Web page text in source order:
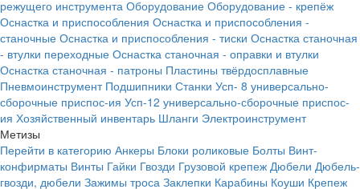
режущего инструмента Оборудование Оборудование - крепёж
Оснастка и приспособления Оснастка и приспособления -
станочные Оснастка и приспособления - тиски Оснастка станочная
- втулки переходные Оснастка станочная - оправки и втулки
Оснастка станочная - патроны Пластины твёрдосплавные
Пневмоинструмент Подшипники Станки Усп- 8 универсально-
сборочные приспос-ия Усп-12 универсально-сборочные приспос-
ия Хозяйственный инвентарь Шланги Электроинструмент
Метизы
Перейти в категорию Анкеры Блоки роликовые Болты Винт-
конфирматы Винты Гайки Гвозди Грузовой крепеж Дюбели Дюбель-
гвозди, дюбели Зажимы троса Заклепки Карабины Коуши Крепеж